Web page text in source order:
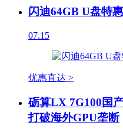
闪迪64GB U盘特
07.15
优惠直达 >
砺算LX 7G100国
打破海外GPU垄断